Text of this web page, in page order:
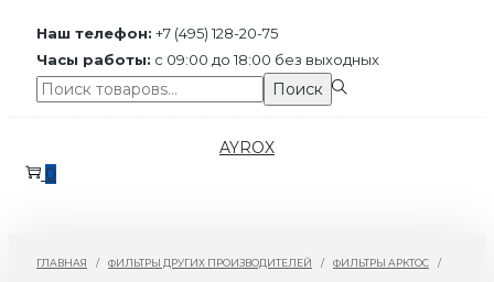
Наш телефон: +7 (495) 128-20-75
Часы работы: с 09:00 до 18:00 без выходных
Поиск:>
Поиск
к
к
AYROX
0
ГЛАВНАЯ / ФИЛЬТРЫ ДРУГИХ ПРОИЗВОДИТЕЛЕЙ / ФИЛЬТРЫ АРКТОС /